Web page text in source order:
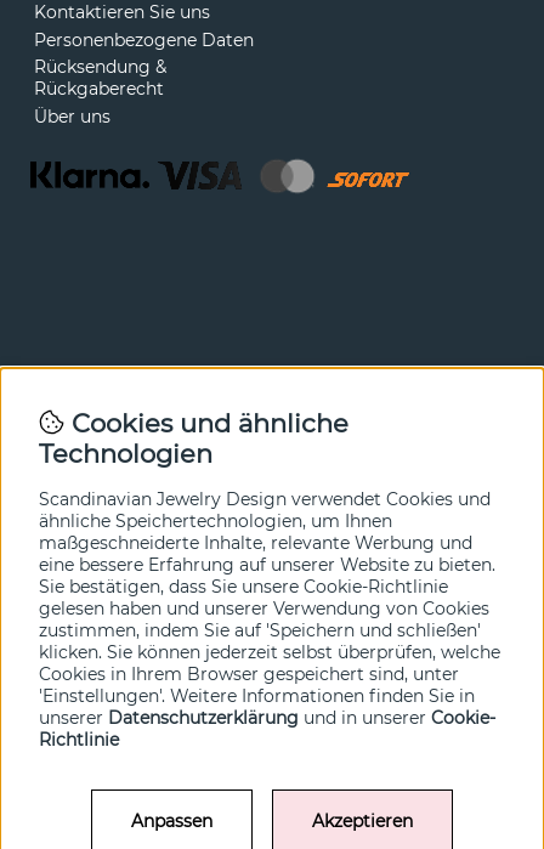
Kontaktieren Sie uns
Personenbezogene Daten
Rücksendung &
Rückgaberecht
Über uns
Newsletter
In unserem Newsletter erfahren Sie vor allen anderen
hier an.
Ja bitte!
Cookies und ähnliche
Technologien
Scandinavian Jewelry Design verwendet Cookies und
ähnliche Speichertechnologien, um Ihnen
maßgeschneiderte Inhalte, relevante Werbung und
eine bessere Erfahrung auf unserer Website zu bieten.
Sie bestätigen, dass Sie unsere Cookie-Richtlinie
gelesen haben und unserer Verwendung von Cookies
zustimmen, indem Sie auf 'Speichern und schließen'
klicken. Sie können jederzeit selbst überprüfen, welche
Cookies in Ihrem Browser gespeichert sind, unter
'Einstellungen'. Weitere Informationen finden Sie in
unserer Datenschutzerklärung und in unserer Cookie-
Richtlinie
Anpassen Akzeptieren